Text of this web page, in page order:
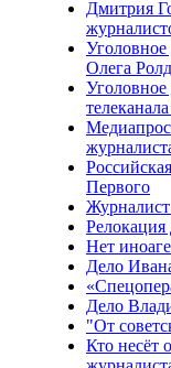
Дмитрия
Олега
Уголовное
Первого
Релокация
Нет
Дело
Дело
"От
Кто несёт